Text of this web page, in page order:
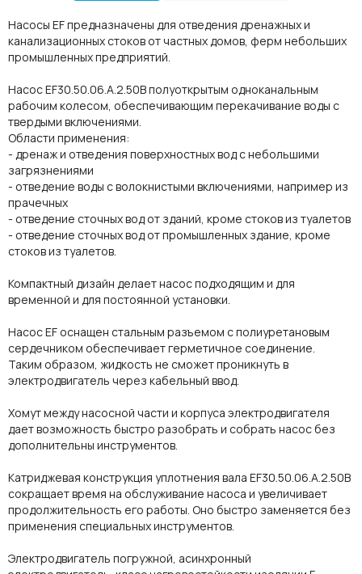
Насосы EF предназначены для отведения дренажных и
канализационных стоков от частных домов, ферм небольших
промышленных предприятий.
Насос EF30.50.06.A.2.50B полуоткрытым одноканальным
рабочим колесом, обеспечивающим перекачивание воды с
твердыми включениями.
Области применения:
- дренаж и отведения поверхностных вод с небольшими
загрязнениями
- отведение воды с волокнистыми включениями, например из
прачечных
- отведение сточных вод от зданий, кроме стоков из туалетов
- отведение сточных вод от промышленных здание, кроме
стоков из туалетов.
Компактный дизайн делает насос подходящим и для
временной и для постоянной установки.
Насос EF оснащен стальным разъемом с полиуретановым
сердечником обеспечивает герметичное соединение.
Таким образом, жидкость не сможет проникнуть в
электродвигатель через кабельный ввод.
Хомут между насосной части и корпуса электродвигателя
дает возможность быстро разобрать и собрать насос без
дополнительны инструментов.
Катриджевая конструкция уплотнения вала EF30.50.06.A.2.50B
сокращает время на обслуживание насоса и увеличивает
продолжительность его работы. Оно быстро заменяется без
применения специальных инструментов.
Электродвигатель погружной, асинхронный